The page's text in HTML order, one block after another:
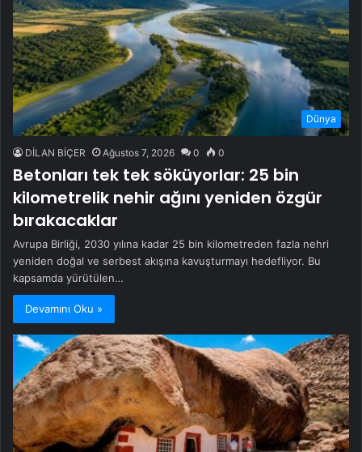
Dünya
DİLAN BİÇER Ağustos 7, 2026 0 0
Betonları tek tek söküyorlar: 25 bin
kilometrelik nehir ağını yeniden özgür
bırakacaklar
Avrupa Birliği, 2030 yılına kadar 25 bin kilometreden fazla nehri
yeniden doğal ve serbest akışına kavuşturmayı hedefliyor. Bu
kapsamda yürütülen…
Devamını Oku »